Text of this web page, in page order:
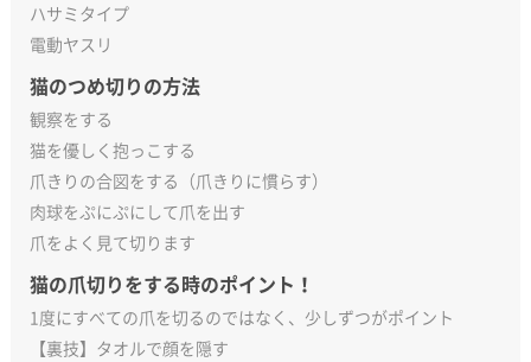
ハサミタイプ
電動ヤスリ
猫のつめ切りの方法
観察をする
猫を優しく抱っこする
爪きりの合図をする（爪きりに慣らす）
肉球をぷにぷにして爪を出す
爪をよく見て切ります
猫の爪切りをする時のポイント！
1度にすべての爪を切るのではなく、少しずつがポイント
【裏技】タオルで顔を隠す